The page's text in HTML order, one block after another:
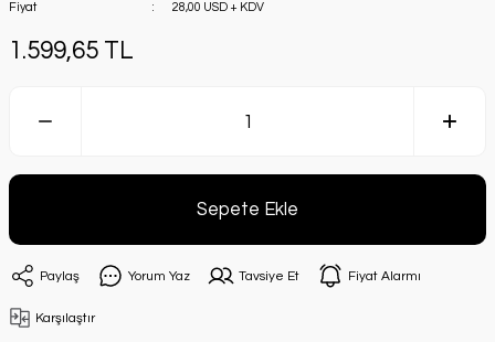
Fiyat
28,00 USD + KDV
1.599,65 TL
Sepete Ekle
Paylaş Yorum Yaz Tavsiye Et Fiyat Alarmı
Karşılaştır